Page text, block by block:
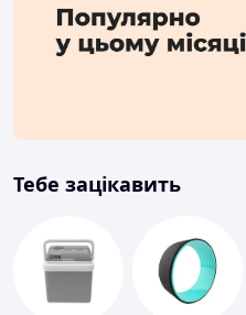
Тебе зацікавить